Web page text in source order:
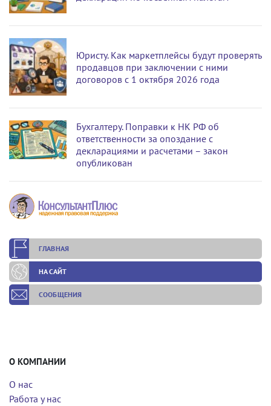
Юристу. Как маркетплейсы будут проверять
продавцов при заключении с ними
договоров с 1 октября 2026 года
Бухгалтеру. Поправки к НК РФ об
ответственности за опоздание с
декларациями и расчетами – закон
опубликован
ГЛАВНАЯ
НА САЙТ
СООБЩЕНИЯ
О КОМПАНИИ
О нас
Работа у нас